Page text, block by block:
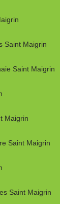
Saint Maigrin
Saint Maigrin
Maigrin
Saint Maigrin
Saint Maigrin